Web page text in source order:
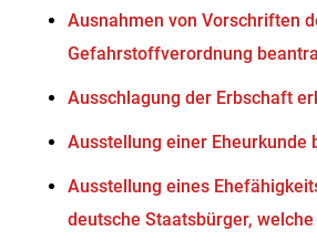
Ausnahmen von Vorschriften
Gefahrstoffverordnung
Ausschlagung der Erbschaft
Ausstellung einer Eheurkunde
Ausstellung eines
deutsche Staatsbürger,